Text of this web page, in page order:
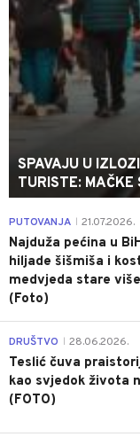
SPAVAJU U
TURISTE:
PUTOVANJA 21.07.2026.
Najduža pećina u
hiljade šišmiša i
medvjeda stare
(Foto)
DRUŠTVO 28.06.2026.
Teslić čuva
kao svjedok života
(FOTO)